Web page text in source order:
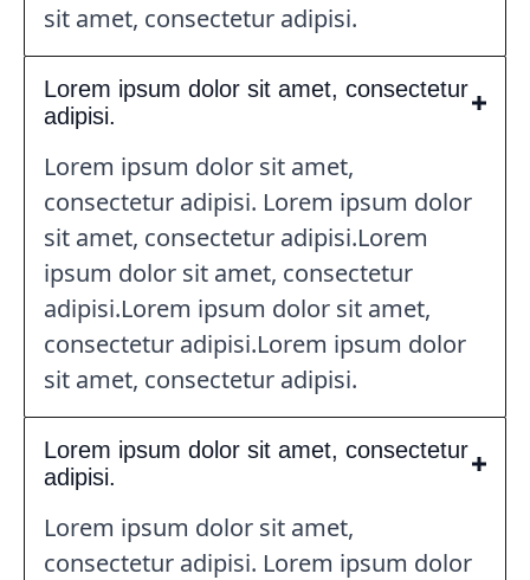
sit amet, consectetur adipisi.
Lorem ipsum dolor sit amet, consectetur
adipisi.
Lorem ipsum dolor sit amet,
consectetur adipisi. Lorem ipsum dolor
sit amet, consectetur adipisi.Lorem
ipsum dolor sit amet, consectetur
adipisi.Lorem ipsum dolor sit amet,
consectetur adipisi.Lorem ipsum dolor
sit amet, consectetur adipisi.
Lorem ipsum dolor sit amet, consectetur
adipisi.
Lorem ipsum dolor sit amet,
consectetur adipisi. Lorem ipsum dolor